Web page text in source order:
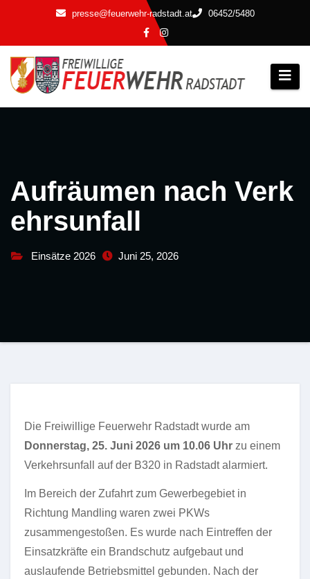
springen
presse@feuerwehr-radstadt.at 06452/5480
Aufräumen nach Verk
ehrsunfall
Einsätze 2026 Juni 25, 2026
Die Freiwillige Feuerwehr Radstadt wurde am
Donnerstag, 25. Juni 2026 um 10.06 Uhr zu einem
Verkehrsunfall auf der B320 in Radstadt alarmiert.
Im Bereich der Zufahrt zum Gewerbegebiet in
Richtung Mandling waren zwei PKWs
zusammengestoßen. Es wurde nach Eintreffen der
Einsatzkräfte ein Brandschutz aufgebaut und
auslaufende Betriebsmittel gebunden. Nach der